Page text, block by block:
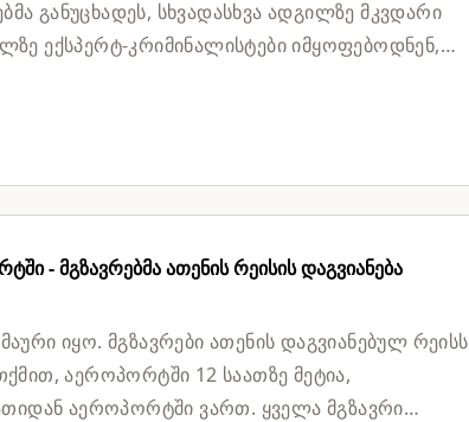
განუცხადეს, სხვადასხვა ადგილზე მკვდარი
ექსპერტ-კრიმინალისტები იმყოფებოდნენ,
- მგზავრებმა ათენის რეისის დაგვიანება
იყო. მგზავრები ათენის დაგვიანებულ რეისს
აეროპორტში 12 საათზე მეტია,
აეროპორტში ვართ. ყველა მგზავრი